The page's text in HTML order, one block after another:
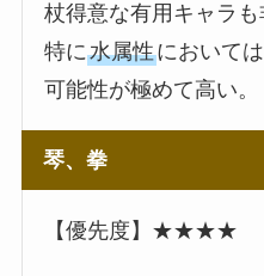
杖得意な有用キャラも
特に水属性において
可能性が極めて高い。
琴、拳
【優先度】★★★★